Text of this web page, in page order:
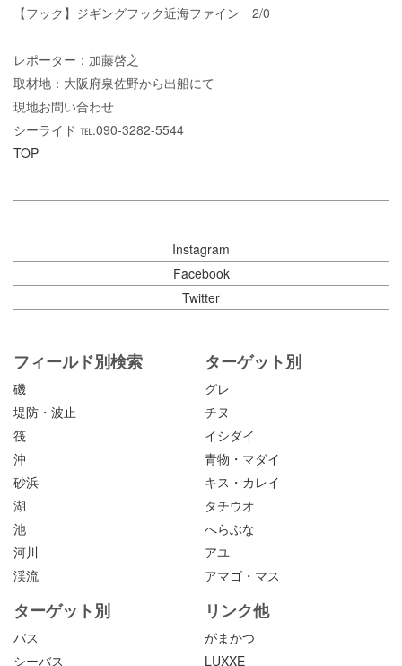
【フック】ジギングフック近海ファイン 2/0
レポーター：加藤啓之
取材地：大阪府泉佐野から出船にて
現地お問い合わせ
シーライド ℡.090-3282-5544
TOP
Instagram
Facebook
Twitter
フィールド別検索
磯
堤防・波止
筏
沖
砂浜
湖
池
河川
渓流
ターゲット別
グレ
チヌ
イシダイ
青物・マダイ
キス・カレイ
タチウオ
へらぶな
アユ
アマゴ・マス
ターゲット別
バス
シーバス
リンク他
がまかつ
LUXXE